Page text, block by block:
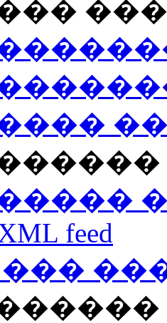
feed